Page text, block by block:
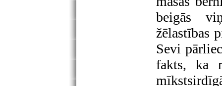
beigās
žēlastības
Sevi
fakts, ka